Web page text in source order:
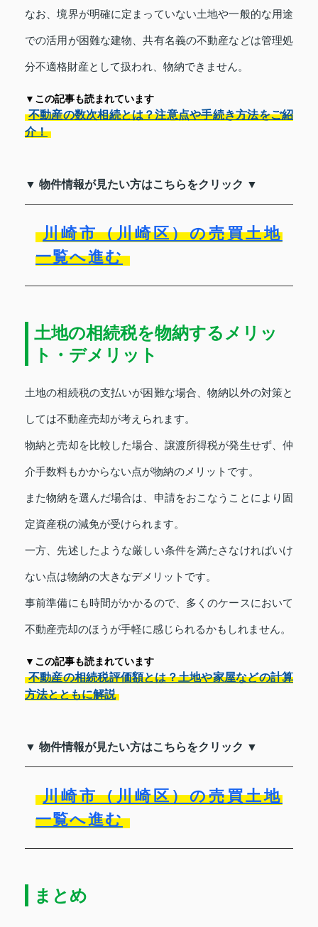
なお、境界が明確に定まっていない土地や一般的な用途
での活用が困難な建物、共有名義の不動産などは管理処
分不適格財産として扱われ、物納できません。
▼この記事も読まれています
不動産の数次相続とは？注意点や手続き方法をご紹
介！
▼ 物件情報が見たい方はこちらをクリック ▼
川崎市（川崎区）の売買土地
一覧へ進む
土地の相続税を物納するメリッ
ト・デメリット
土地の相続税の支払いが困難な場合、物納以外の対策と
しては不動産売却が考えられます。
物納と売却を比較した場合、譲渡所得税が発生せず、仲
介手数料もかからない点が物納のメリットです。
また物納を選んだ場合は、申請をおこなうことにより固
定資産税の減免が受けられます。
一方、先述したような厳しい条件を満たさなければいけ
ない点は物納の大きなデメリットです。
事前準備にも時間がかかるので、多くのケースにおいて
不動産売却のほうが手軽に感じられるかもしれません。
▼この記事も読まれています
不動産の相続税評価額とは？土地や家屋などの計算
方法とともに解説
▼ 物件情報が見たい方はこちらをクリック ▼
川崎市（川崎区）の売買土地
一覧へ進む
まとめ